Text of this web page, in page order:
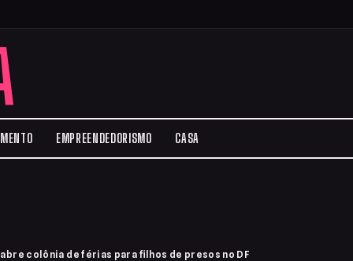
EMPREENDEDORISMO CASA
abre colônia de férias para filhos de presos no DF